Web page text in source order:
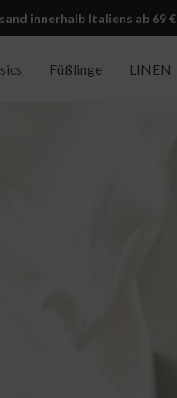
innerhalb Italiens ab 69 €
Füßlinge LINEN